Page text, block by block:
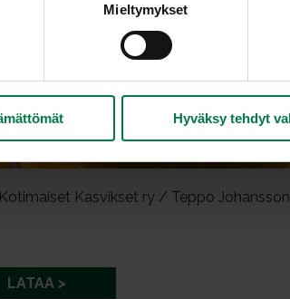
Mieltymykset
Hyväksy tehdyt
Kasvikset ry / Teppo Johansson
LATAA